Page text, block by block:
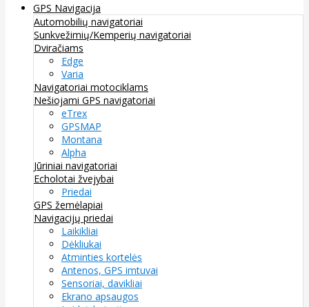
GPS Navigacija
Automobilių navigatoriai
Sunkvežimių/Kemperių navigatoriai
Dviračiams
Edge
Varia
Navigatoriai motociklams
Nešiojami GPS navigatoriai
eTrex
GPSMAP
Montana
Alpha
Jūriniai navigatoriai
Echolotai žvejybai
Priedai
GPS žemėlapiai
Navigacijų priedai
Laikikliai
Dėkliukai
Atminties kortelės
Antenos, GPS imtuvai
Sensoriai, davikliai
Ekrano apsaugos